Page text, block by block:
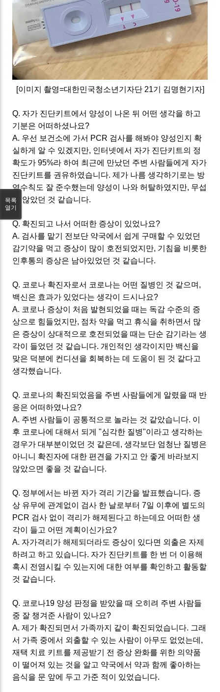
[이미지 촬영=대한민국청소년기자단 21기 김명현기자]
Q. 자가 진단키트에서 양성이 나온 뒤 어떤 생각을 하고
기분은 어떠하셨나요?
A. 우선 보건소에 가서 PCR 검사를 해봐야 양성인지 확
실하게 알 수 있겠지만, 인터넷에서 자가 진단키트의 정
확도가 95%라 하여 최근에 만났던 주변 사람들에게 자가
진단키트를 권유하였습니다. 제가 나름 생각하기로는 방
역수칙도 잘 준수했는데 양성이 나와 허탈하였지만, 무섭
진 않았던 것 같습니다.
Q. 확진되고 나서 어떠한 증상이 있었나요?
A. 검사를 맡기 전보단 약국에서 쉽게 구매할 수 있었던
감기약을 먹고 증상이 많이 호전되었지만, 기침을 비롯한
인후통의 증상은 남아있었던 것 같습니다.
Q. 코로나 확진자로서 코로나는 어떤 질병인 것 같으며,
백신은 효과가 있었다는 생각이 드시나요?
A. 코로나 증상이 처음 발현되었을 때는 독감 수준의 증
상으로 힘들었지만, 점차 약을 먹고 휴식을 취하면서 많
은 증상이 상대적으로 호전되었을 때는 단순 감기라는 생
각이 들었던 것 같습니다. 개인적인 생각이지만 백신을
맞은 덕분에 컨디션을 회복하는 데 도움이 된 것 같다고
생각했습니다.
Q. 코로나의 확진되었음을 주변 사람들에게 알렸을 때 반
응은 어떠하였나요?
A. 주변 사람들이 공통적으로 놀라는 것 같았습니다. 이
후 코로나에 대해서 되게 "심각한 질병"이라고 생각하는
경우가 대부분이었던 것 같은데, 생각보단 엄청난 질병은
아니니 확진자에 대한 편견을 가지고 안 좋게 바라보지
않았으면 좋을 것 같습니다.
Q. 정부에서는 바뀐 자가 격리 기간을 발표했습니다. 증
상 유무에 관계없이 검사 한 날로부터 7일 이후에 별도의
PCR 검사 없이 격리가 해제된다고 하는데요 어떠한 생
각이 들고 어떤 계획이신가요?
A. 자가격리가 해제되더라도 증상이 있다면 외출은 자제
하려고 하고 있습니다. 자가 진단키트를 한 번 더 이용해
혹시 전염시킬 수 있는지에 대한 여부를 확인하고 활동할
것 같습니다.
Q. 코로나19 양성 판정을 받았을 때 오히려 주변 사람들
중 잘 챙겨준 사람이 있나요?
A. 제가 확진되면서 가족까지 같이 확진되었습니다. 그래
서 가족 중에서 외출할 수 있는 사람이 아무도 없었는데,
재택 치료 키트를 제공받기 전 증상 완화를 위한 의약품
이 떨어져 있는 것을 알고 약국에서 약과 함께 좋아하는
음식을 문 앞에 두고 가준 적이 있었습니다.
목록
열기